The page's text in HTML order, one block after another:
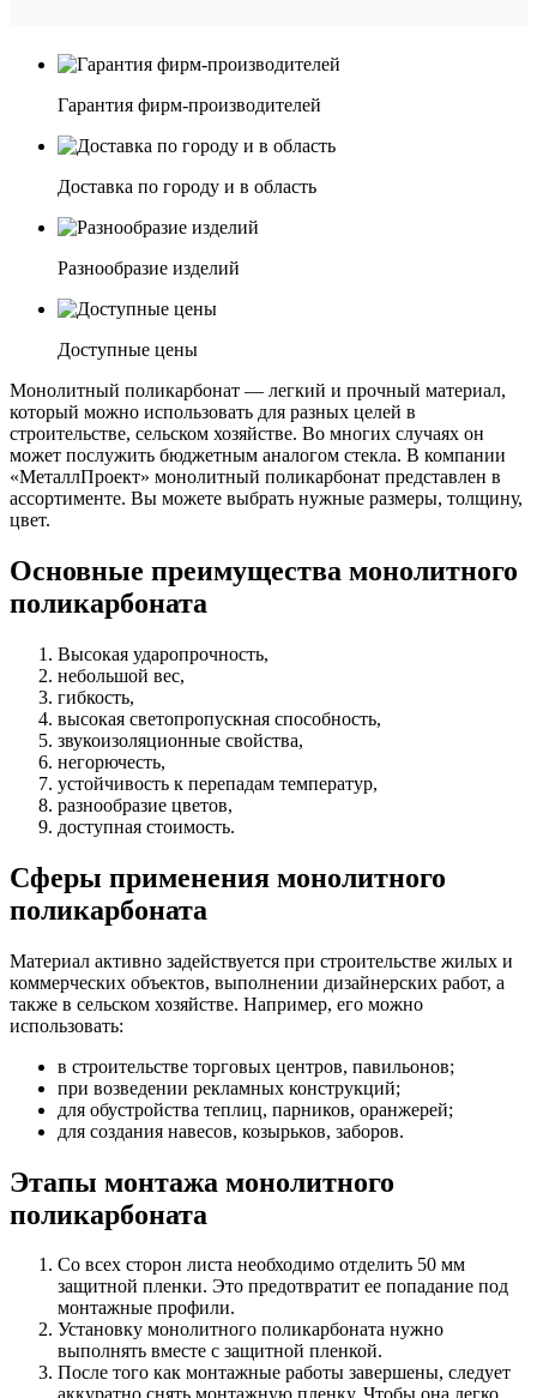
Гарантия фирм-производителей
Доставка по городу и в область
Разнообразие изделий
Доступные цены
Монолитный поликарбонат — легкий и прочный материал,
который можно использовать для разных целей в
строительстве, сельском хозяйстве. Во многих случаях он
может послужить бюджетным аналогом стекла. В компании
«МеталлПроект» монолитный поликарбонат представлен в
ассортименте. Вы можете выбрать нужные размеры, толщину,
цвет.
Основные преимущества монолитного
поликарбоната
Высокая ударопрочность,
небольшой вес,
гибкость,
высокая светопропускная способность,
звукоизоляционные свойства,
негорючесть,
устойчивость к перепадам температур,
разнообразие цветов,
доступная стоимость.
Сферы применения монолитного
поликарбоната
Материал активно задействуется при строительстве жилых и
коммерческих объектов, выполнении дизайнерских работ, а
также в сельском хозяйстве. Например, его можно
использовать:
в строительстве торговых центров, павильонов;
при возведении рекламных конструкций;
для обустройства теплиц, парников, оранжерей;
для создания навесов, козырьков, заборов.
Этапы монтажа монолитного
поликарбоната
Со всех сторон листа необходимо отделить 50 мм
защитной пленки. Это предотвратит ее попадание под
монтажные профили.
Установку монолитного поликарбоната нужно
выполнять вместе с защитной пленкой.
После того как монтажные работы завершены, следует